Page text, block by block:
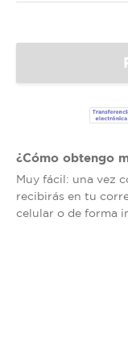
¿Cómo obtengo
Muy fácil: una vez
recibirás en tu
celular o de forma